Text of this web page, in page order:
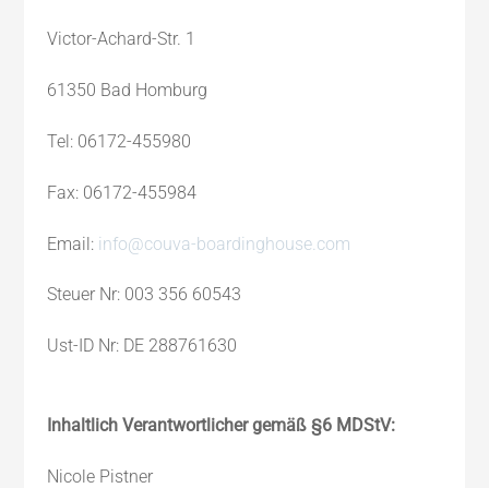
Victor-Achard-Str. 1
61350 Bad Homburg
Tel: 06172-455980
Fax: 06172-455984
Email: info@couva-boardinghouse.com
Steuer Nr: 003 356 60543
Ust-ID Nr: DE 288761630
Inhaltlich Verantwortlicher gemäß §6 MDStV:
Nicole Pistner